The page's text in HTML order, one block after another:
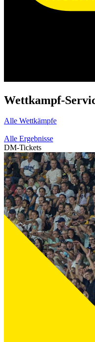
Wettkampf-
Alle Wettkämpfe
Alle Ergebnisse
DM-Tickets